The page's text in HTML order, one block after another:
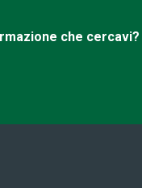
che cercavi?